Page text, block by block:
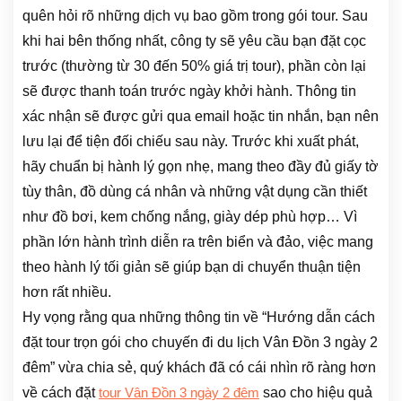
quên hỏi rõ những dịch vụ bao gồm trong gói tour. Sau
khi hai bên thống nhất, công ty sẽ yêu cầu bạn đặt cọc
trước (thường từ 30 đến 50% giá trị tour), phần còn lại
sẽ được thanh toán trước ngày khởi hành. Thông tin
xác nhận sẽ được gửi qua email hoặc tin nhắn, bạn nên
lưu lại để tiện đối chiếu sau này. Trước khi xuất phát,
hãy chuẩn bị hành lý gọn nhẹ, mang theo đầy đủ giấy tờ
tùy thân, đồ dùng cá nhân và những vật dụng cần thiết
như đồ bơi, kem chống nắng, giày dép phù hợp… Vì
phần lớn hành trình diễn ra trên biển và đảo, việc mang
theo hành lý tối giản sẽ giúp bạn di chuyển thuận tiện
hơn rất nhiều.
Hy vọng rằng qua những thông tin về “Hướng dẫn cách
đặt tour trọn gói cho chuyến đi du lịch Vân Đồn 3 ngày 2
đêm” vừa chia sẻ, quý khách đã có cái nhìn rõ ràng hơn
về cách đặttour Vân Đồn 3 ngày 2 đêm sao cho hiệu quả